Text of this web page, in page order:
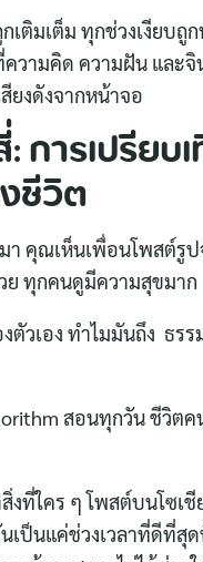
เติมเต็ม ทุกช่วงเงียบถู
ความคิด ความฝัน และจิ
ยงดังจากหน้าจอ
การเปรียบ
ชีวิต
า คุณเห็นเพื่อนโพสต์รูป
ทุกคนดูมีความสุขมาก
วเอง ทำไมมันถึง ธรร
สอนทุกวัน ชีวิตค
งที่ใคร ๆ โพสต์บนโซเชี
เป็นแค่ช่วงเวลาที่ดีที่สุ